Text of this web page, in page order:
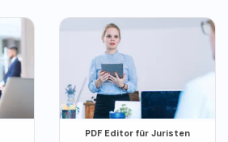
PDF Editor für Juristen